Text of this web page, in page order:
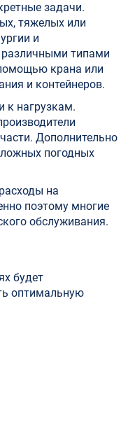
задачи.
тяжелых или
и
типами
крана или
и контейнеров.
к нагрузкам.
Дополнительно
погодных
на
поэтому многие
обслуживания.
будет
оптимальную